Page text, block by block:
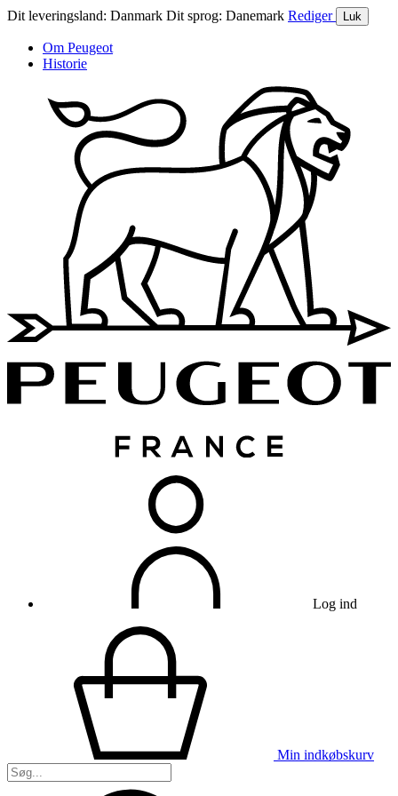
Dit leveringsland: Danmark Dit sprog: Danemark Rediger Luk
Om Peugeot
Historie
Log ind
Min indkøbskurv